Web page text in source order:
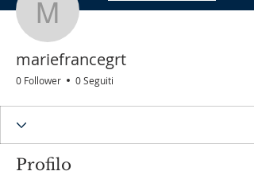
mariefrancegrt
mariefrancegrt
0 Follower 0 Seguiti
Profilo